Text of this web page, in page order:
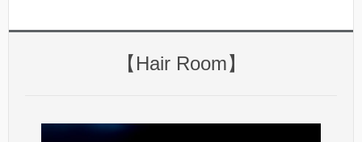
【Hair Room】